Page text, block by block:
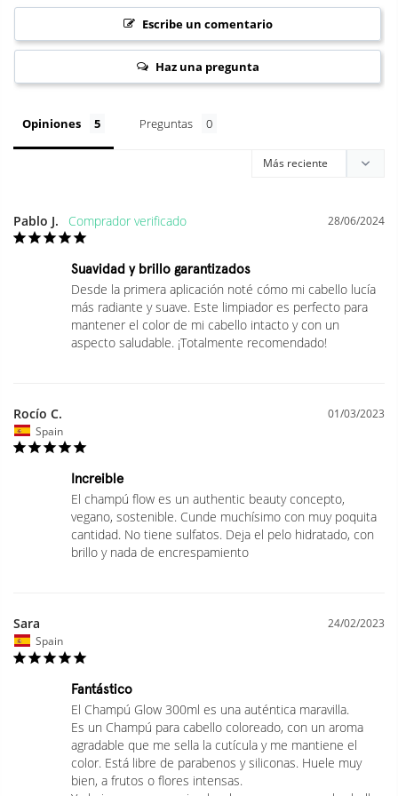
✦ Pantenol (Pro-B5): hidratación y manejabilidad del cabello
teñido.
MÁS BENEFICIOS
Calcium Carbonate: ayuda a sellar la cutícula del cabello
teñido.
Sin siliconas, parabenos ni aceites minerales.
Fragancia especia premium: ácorde rico de frutas secas,
dátil, canela, maderas lácteas, vainilla, tonka.
MODO DE USO
1. Masajear el GLOW Cleanser sobre el cabello húmedo.
2. Dejar actuar la fragancia y disfrutar la sensación lujosa.
radiancia y protección del color.
INGREDIENTES
Aqua (Water, Eau), Sodium C14-16 Olefin Sulfonate, Cocamidopropyl
Betaine, Lactic Acid, Sodium Methyl Cocoyl Taurate, Sodium Chloride,
Calcium Carbonate, Calcium Hydroxide, Oryza Sativa (Rice) Extract,
Cinnamomum Zeylanicum Bark Extract, Phoenix Dactylifera (Date) Fruit
Extract, Panthenol, PEG-7 Glyceryl Cocoate, Parfum (Fragrance),
Acid, Hydrogenated Castor Oil, Limonene, Linalool, Propylene Glycol.
Escribe un comentario
Haz una pregunta
Opiniones Preguntas
28/06/2024
Pablo J.
Suavidad y brillo garantizados
Desde la primera aplicación noté cómo mi cabello lucía
más radiante y suave. Este limpiador es perfecto para
mantener el color de mi cabello intacto y con un
aspecto saludable. ¡Totalmente recomendado!
01/03/2023
Rocío C.
Spain
Increible
El champú flow es un authentic beauty concepto,
vegano, sostenible. Cunde muchísimo con muy poquita
cantidad. No tiene sulfatos. Deja el pelo hidratado, con
brillo y nada de encrespamiento
24/02/2023
Sara
Spain
Fantástico
El Champú Glow 300ml es una auténtica maravilla.
Es un Champú para cabello coloreado, con un aroma
agradable que me sella la cutícula y me mantiene el
color. Está libre de parabenos y siliconas. Huele muy
bien, a frutos o flores intensas.